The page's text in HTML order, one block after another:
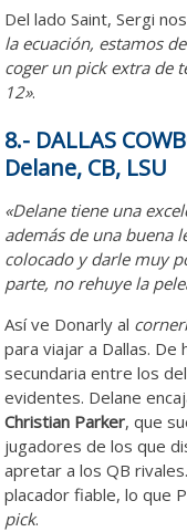
Del lado Saint, Sergi
la ecuación, estamos
coger un pick extra de
12».
8.- DALLAS
Delane, CB, LSU
«Delane tiene una
además de una buena
colocado y darle muy
parte, no rehuye la
Así ve Donarly al
para viajar a Dallas.
secundaria entre los
evidentes. Delane
Christian Parker, que
jugadores de los que
apretar a los QB
placador fiable, lo que
pick.